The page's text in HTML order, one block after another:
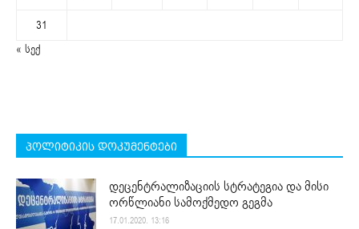
31
« სექ
პოლიტიკის დოკუმენტები
დეცენტრალიზაციის სტრატეგია და მისი
ორწლიანი სამოქმედო გეგმა
17.01.2020. 13:16